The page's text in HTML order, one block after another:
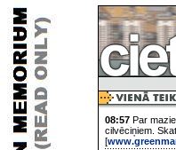
08:57 Par
cilvēciņiem.
[